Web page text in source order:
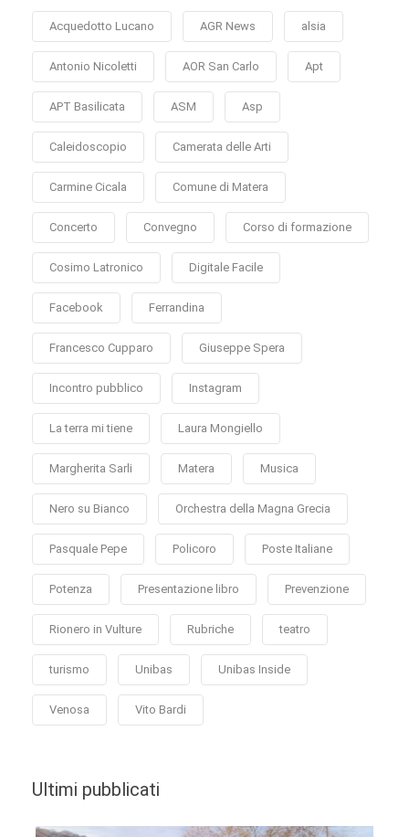
Acquedotto Lucano AGR News alsia
Antonio Nicoletti AOR San Carlo Apt
APT Basilicata ASM Asp
Caleidoscopio Camerata delle Arti
Carmine Cicala Comune di Matera
Concerto Convegno Corso di formazione
Cosimo Latronico Digitale Facile
Facebook Ferrandina
Francesco Cupparo Giuseppe Spera
Incontro pubblico Instagram
La terra mi tiene Laura Mongiello
Margherita Sarli Matera Musica
Nero su Bianco Orchestra della Magna Grecia
Pasquale Pepe Policoro Poste Italiane
Potenza Presentazione libro Prevenzione
Rionero in Vulture Rubriche teatro
turismo Unibas Unibas Inside
Venosa Vito Bardi
Ultimi pubblicati